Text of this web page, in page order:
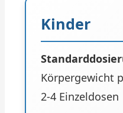
Kinder
Körpergewicht
2-4 Einzeldosen